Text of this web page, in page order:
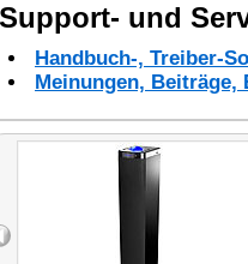
Support- und
Handbuch-, Treiber-
Meinungen,